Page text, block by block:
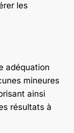
les
adéquation
mineures
ainsi
résultats à